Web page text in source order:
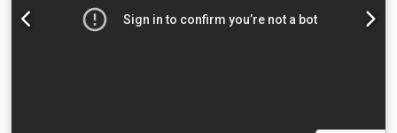
Transmissie Transmissie: 32 versnellingen Asconfiguratie
Bandenprofiel: 70% Remmen: schijfremmen Vooras: